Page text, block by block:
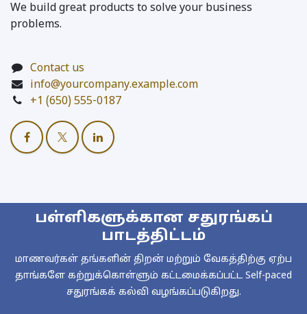
We build great products to solve your business
problems.
Contact us
info@yourcompany.example.com
+1 (650) 555-0187
பள்ளிகளுக்கான சதுரங்கப்
பாடத்திட்டம்
மாணவர்கள் தங்களின் திறன் மற்றும் வேகத்திற்கு ஏற்ப
தாங்களே கற்றுக்கொள்ளும் கட்டமைக்கப்பட்ட Self-paced
சதுரங்கக் கல்வி வழங்கப்படுகிறது.